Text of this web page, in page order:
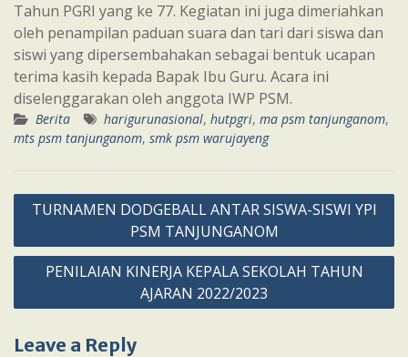
Tahun PGRI yang ke 77. Kegiatan ini juga dimeriahkan
oleh penampilan paduan suara dan tari dari siswa dan
siswi yang dipersembahakan sebagai bentuk ucapan
terima kasih kepada Bapak Ibu Guru. Acara ini
diselenggarakan oleh anggota IWP PSM.
Berita harigurunasional, hutpgri, ma psm tanjunganom,
mts psm tanjunganom, smk psm warujayeng
Post
TURNAMEN DODGEBALL ANTAR SISWA-SISWI YPI
PSM TANJUNGANOM
PENILAIAN KINERJA KEPALA SEKOLAH TAHUN
AJARAN 2022/2023
Leave a Reply